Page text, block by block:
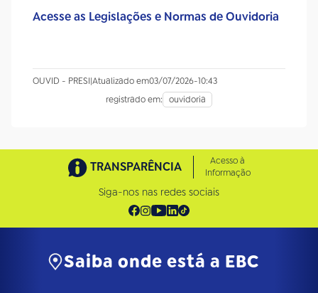
Acesse as Legislações e Normas de Ouvidoria
OUVID - PRESI|Atualizado em03/07/2026-10:43
registrado em:
ouvidoria
TRANSPARÊNCIA
Acesso à
Informação
Siga-nos nas redes sociais
Saiba onde está a EBC